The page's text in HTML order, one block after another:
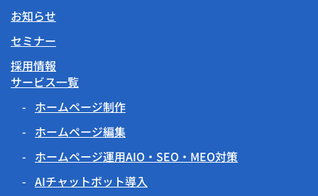
お知らせ
セミナー
採用情報
サービス一覧
ホームページ制作
ホームページ編集
ホームページ運用AIO・SEO・MEO対策
AIチャットボット導入